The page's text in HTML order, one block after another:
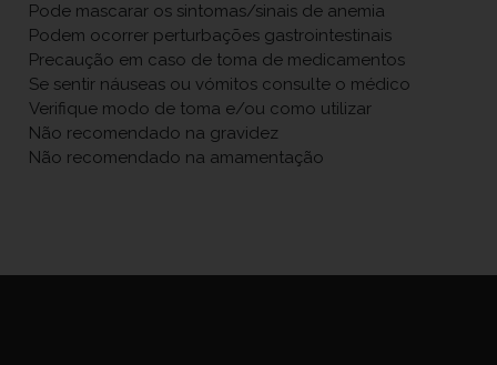
Pode mascarar os sintomas/sinais de anemia
Podem ocorrer perturbações gastrointestinais
Precaução em caso de toma de medicamentos
Se sentir náuseas ou vómitos consulte o médico
Verifique modo de toma e/ou como utilizar
Não recomendado na gravidez
Não recomendado na amamentação